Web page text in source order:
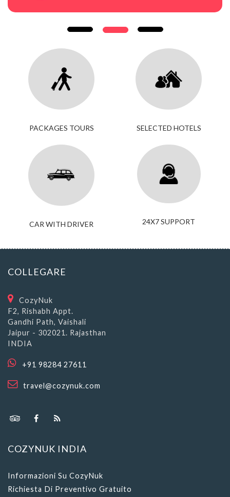
PACKAGES TOURS SELECTED HOTELS
CAR WITH DRIVER 24X7 SUPPORT
COLLEGARE
CozyNuk
F2, Rishabh Appt.
Gandhi Path, Vaishali
Jaipur - 302021. Rajasthan
INDIA
+91 98284 27611
travel@cozynuk.com
COZYNUK INDIA
Informazioni Su CozyNuk
Richiesta Di Preventivo Gratuito